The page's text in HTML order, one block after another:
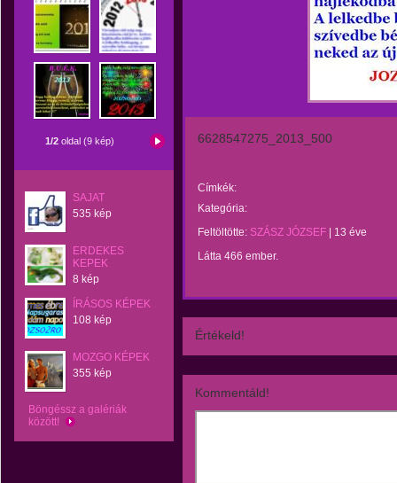
1/2 oldal (9 kép)
SAJAT
535 kép
ERDEKES
KEPEK
8 kép
ÍRÁSOS KÉPEK
108 kép
MOZGO KÉPEK
355 kép
Böngéssz a galériák
között!
6628547275_2013_500
Címkék:
Kategória:
Feltöltötte: SZÁSZ JÓZSEF
13 éve
Látta 466 ember.
Értékeld!
Kommentáld!